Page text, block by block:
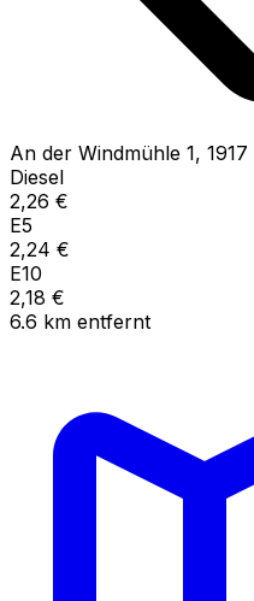
An der Windmühle 1, 1917
Diesel
2,26 €
E5
2,24 €
E10
2,18 €
6.6 km entfernt